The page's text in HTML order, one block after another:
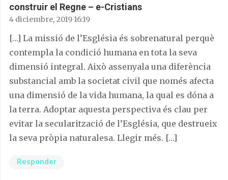
construir el Regne – e-Cristians
4 diciembre, 2019 16:19
[…] La missió de l’Església és sobrenatural perquè
contempla la condició humana en tota la seva
dimensió integral. Això assenyala una diferència
substancial amb la societat civil que només afecta
una dimensió de la vida humana, la qual es dóna a
la terra. Adoptar aquesta perspectiva és clau per
evitar la secularització de l’Església, que destrueix
la seva pròpia naturalesa. Llegir més. […]
Responder